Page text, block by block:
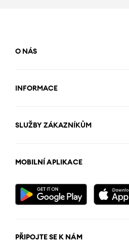
O NÁS
INFORMACE
SLUŽBY ZÁKAZNÍKŮM
MOBILNÍ APLIKACE
PŘIPOJTE SE K NÁM